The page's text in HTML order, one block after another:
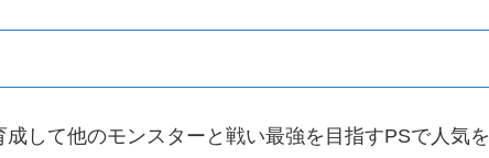
して他のモンスターと戦い最強を目指すPSで人気を